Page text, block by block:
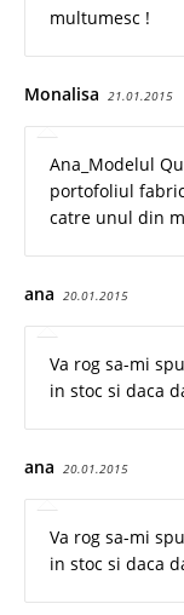
multumesc !
Monalisa 21.01.2015
Ana_Modelul
portofoliul
catre unul din
ana 20.01.2015
Va rog sa-mi
in stoc si daca
ana 20.01.2015
Va rog sa-mi
in stoc si daca